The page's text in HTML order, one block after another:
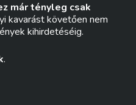
már tényleg csak
kavarást követően nem
kihirdetéséig.
.